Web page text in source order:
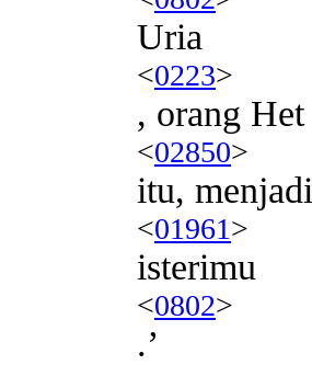
Uria
<0223>
, orang Het
<02850>
itu, menjadi
<01961>
isterimu
<0802>
.’